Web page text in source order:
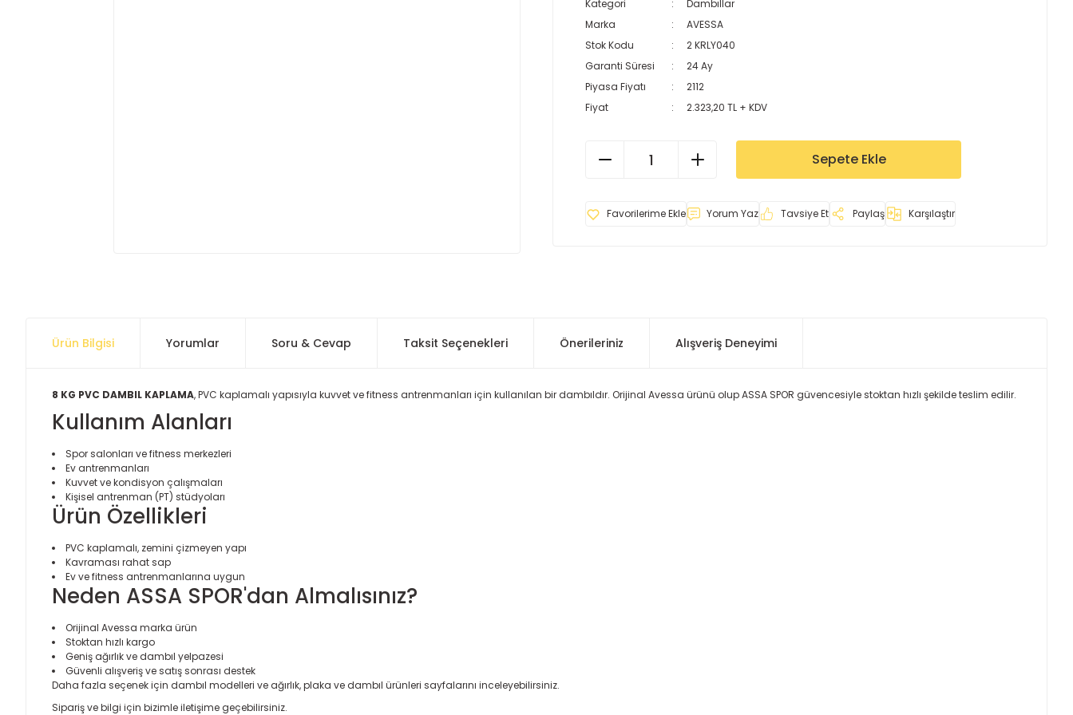
Kategori
Dambıllar
Marka
AVESSA
Stok Kodu
2 KRLY040
Garanti Süresi
24 Ay
Piyasa Fiyatı
2112
Fiyat
2.323,20 TL + KDV
Sepete Ekle
Yorum Yaz Tavsiye Et Paylaş Karşılaştır
Ürün Bilgisi Yorumlar Soru & Cevap Taksit Seçenekleri Önerileriniz Alışveriş Deneyimi
8 KG PVC DAMBIL KAPLAMA, PVC kaplamalı yapısıyla kuvvet ve fitness antrenmanları için kullanılan bir dambıldır. Orijinal Avessa ürünü olup ASSA SPOR güvencesiyle stoktan hızlı şekilde teslim edilir.
Kullanım Alanları
Spor salonları ve fitness merkezleri
Ev antrenmanları
Kuvvet ve kondisyon çalışmaları
Kişisel antrenman (PT) stüdyoları
Ürün Özellikleri
PVC kaplamalı, zemini çizmeyen yapı
Kavraması rahat sap
Ev ve fitness antrenmanlarına uygun
Neden ASSA SPOR'dan Almalısınız?
Orijinal Avessa marka ürün
Stoktan hızlı kargo
Geniş ağırlık ve dambıl yelpazesi
Güvenli alışveriş ve satış sonrası destek
Daha fazla seçenek için dambıl modelleri veağırlık, plaka ve dambıl ürünleri sayfalarını inceleyebilirsiniz.
Sipariş ve bilgi için bizimle iletişime geçebilirsiniz.